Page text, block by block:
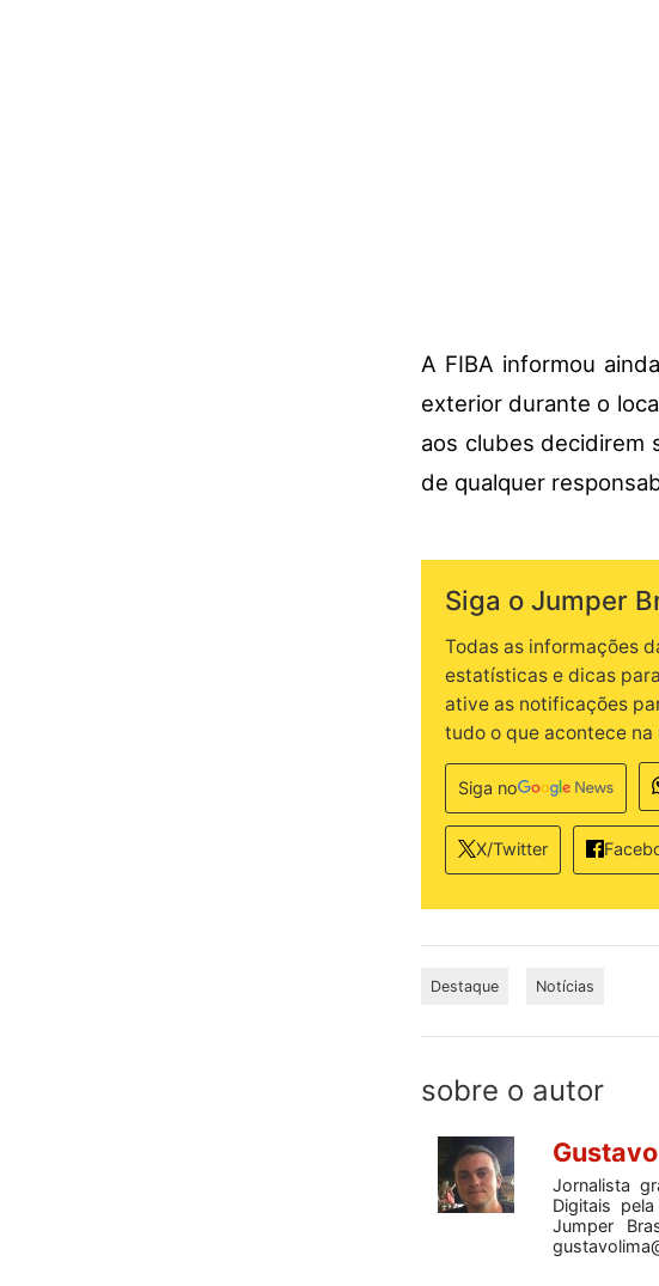
A FIBA informou
exterior durante o
aos clubes decidirem
de qualquer
Siga o Jumper
Todas as informações
estatísticas e dicas
ative as notificações
tudo o que acontece
Siga no
X/Twitter
Destaque Notícias
sobre o autor
Jornalista
Digitais
Jumper